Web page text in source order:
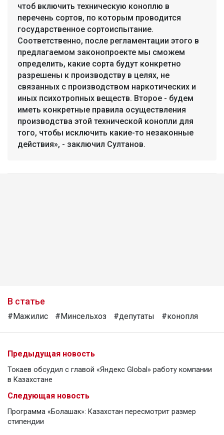
чтоб включить техническую коноплю в
перечень сортов, по которым проводится
государственное сортоиспытание.
Соответственно, после регламентации этого в
предлагаемом законопроекте мы сможем
определить, какие сорта будут конкретно
разрешены к производству в целях, не
связанных с производством наркотических и
иных психотропных веществ. Второе - будем
иметь конкретные правила осуществления
производства этой технической конопли для
того, чтобы исключить какие-то незаконные
действия», - заключил Султанов.
В статье
#Мажилис #Минсельхоз #депутаты #конопля
Предыдущая новость
Токаев обсудил с главой «Яндекс Global» работу компании
в Казахстане
Следующая новость
Программа «Болашак»: Казахстан пересмотрит размер
стипендии